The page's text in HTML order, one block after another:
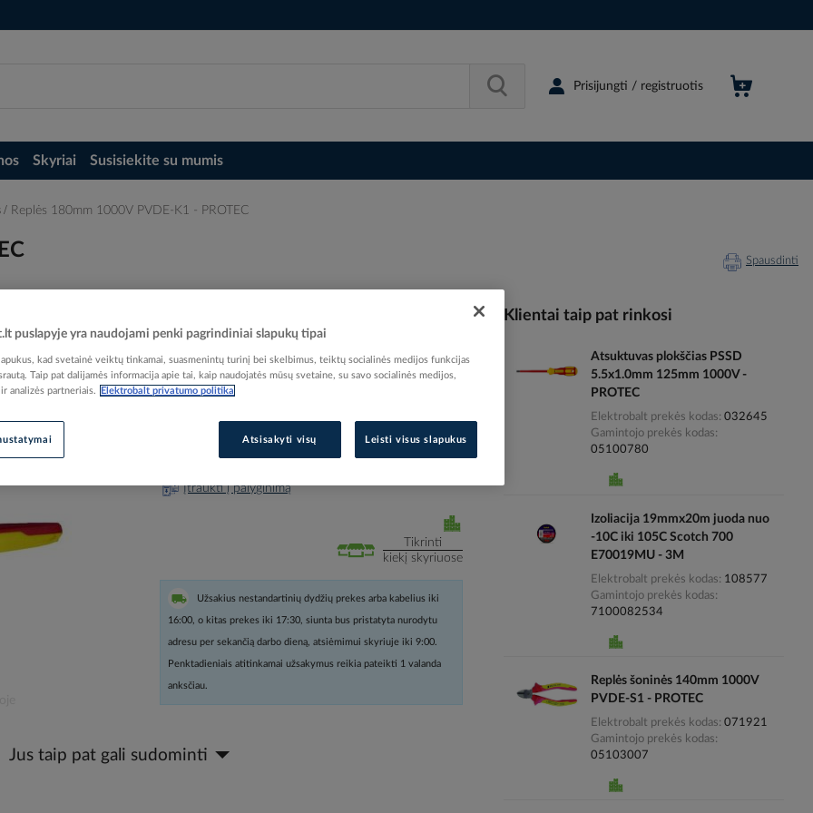
Prisijungti / registruotis
Skyriai Susisiekite su mumis
Replės 180mm 1000V PVDE-K1 - PROTEC
Spausdinti
Elektrobalt prekės kodas
069351
EAN kodas
4016705130146
Prisijunkite, norėdami pamatyti kainas
Įtraukti į palyginimą
Tikrinti
kiekį skyriuose
Užsakius nestandartinių dydžių prekes arba kabelius iki
16:00, o kitas prekes iki 17:30, siunta bus pristatyta nurodytu
adresu per sekančią darbo dieną, atsiėmimui skyriuje iki 9:00.
Penktadieniais atitinkamai užsakymus reikia pateikti 1 valanda
anksčiau.
Jus taip pat gali sudominti
Klientai taip pat rinkosi
Atsuktuvas plokščias PSSD
5.5x1.0mm 125mm 1000V -
PROTEC
Elektrobalt prekės kodas 032645
Gamintojo prekės kodas
05100780
Izoliacija 19mmx20m juoda nuo
-10C iki 105C Scotch 700
E70019MU - 3M
Elektrobalt prekės kodas
108577
Gamintojo prekės kodas
7100082534
Replės šoninės 140mm 1000V
PVDE-S1 - PROTEC
Elektrobalt prekės kodas 071921
Gamintojo prekės kodas
05103007
puslapyje yra naudojami penki pagrindiniai slapukų tipai
kad svetainė veiktų tinkamai, suasmenintų turinį bei skelbimus, teiktų socialinės medijos funkcijas
Taip pat dalijamės informacija apie tai, kaip naudojatės mūsų svetaine, su savo socialinės medijos,
analizės partneriais.
Elektrobalt privatumo politika
Atsisakyti visų Leisti visus slapukus